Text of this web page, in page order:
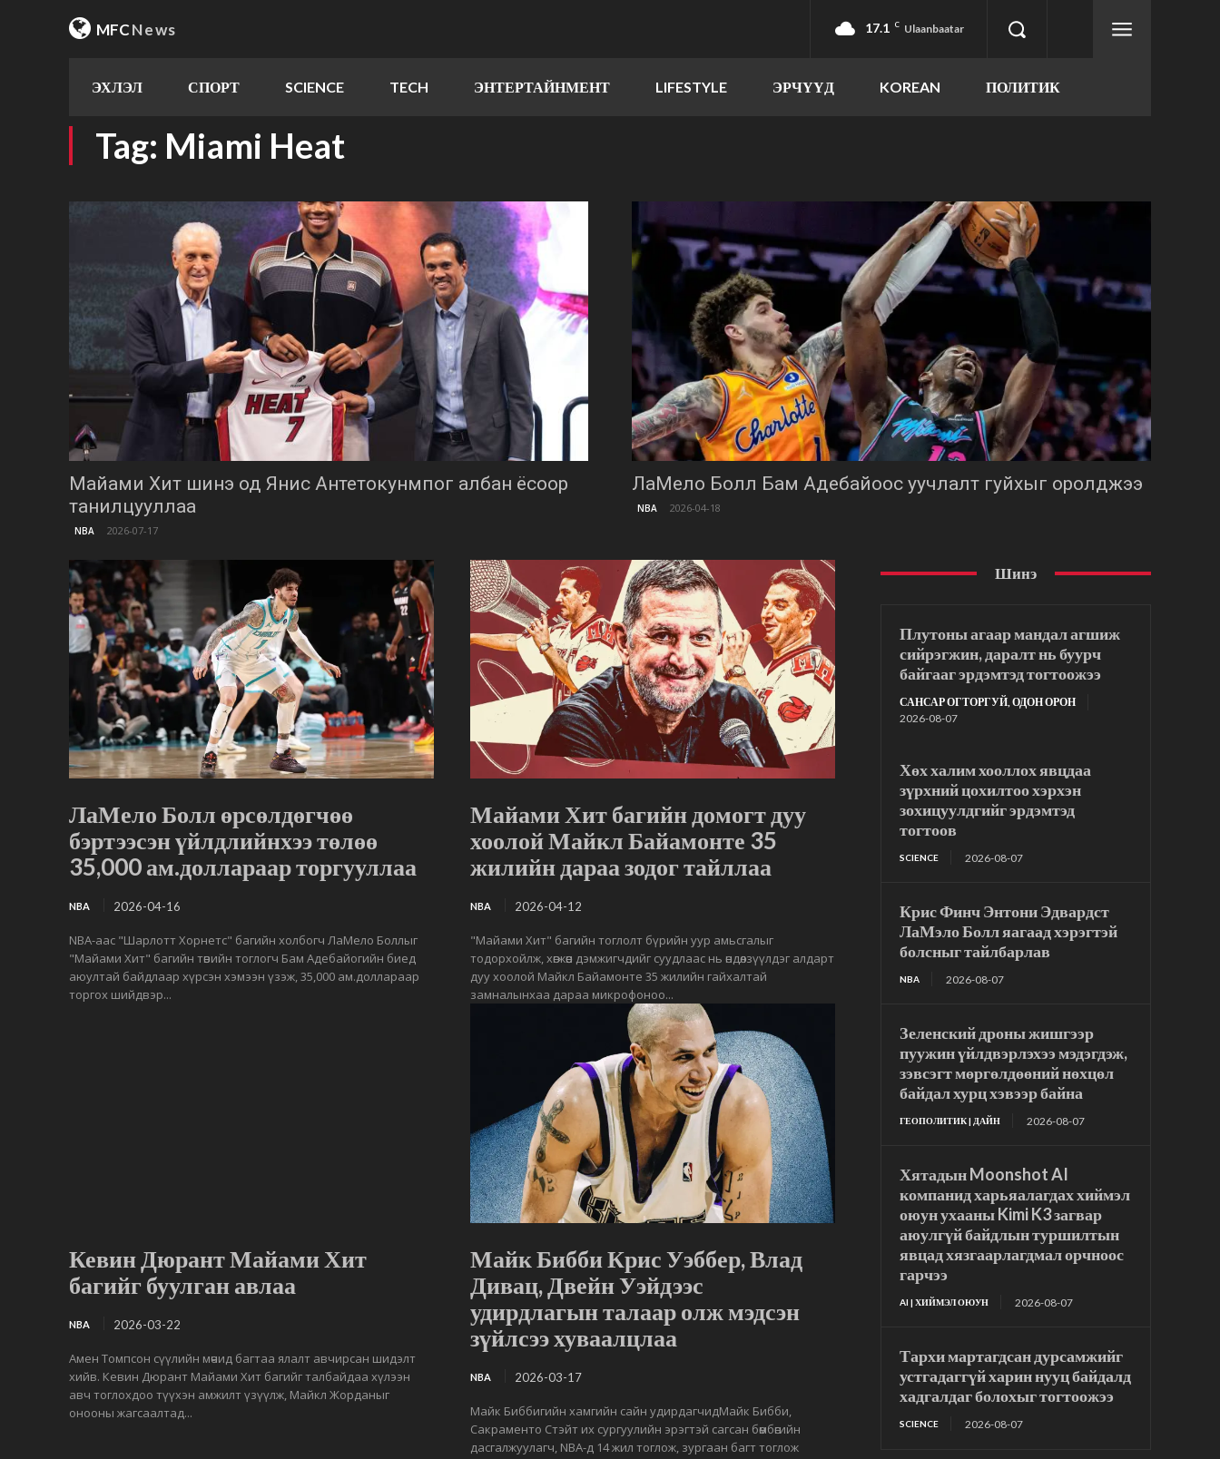
MFCNews 17.1 C Ulaanbaatar
ЭХЛЭЛ СПОРТ SCIENCE TECH ЭНТЕРТАЙНМЕНТ LIFESTYLE ЭРЧҮҮД KOREAN ПОЛИТИК
Tag: Miami Heat
Майами Хит шинэ од Янис Антетокунмпог албан ёсоор
танилцууллаа
NBA 2026-07-17
ЛаМело Болл Бам Адебайоос уучлалт гуйхыг оролджээ
NBA 2026-04-18
ЛаМело Болл өрсөлдөгчөө
бэртээсэн үйлдлийнхээ төлөө
35,000 ам.доллараар торгууллаа
NBA 2026-04-16
NBA-аас "Шарлотт Хорнетс" багийн холбогч ЛаМело Боллыг
"Майами Хит" багийн төвийн тоглогч Бам Адебайогийн биед
аюултай байдлаар хүрсэн хэмээн үзэж, 35,000 ам.доллараар
торгох шийдвэр...
Майами Хит багийн домогт дуу
хоолой Майкл Байамонте 35
жилийн дараа зодог тайллаа
NBA 2026-04-12
"Майами Хит" багийн тоглолт бүрийн уур амьсгалыг
тодорхойлж, хөгжөөн дэмжигчдийг суудлаас нь өндөлзүүлдэг алдарт
дуу хоолой Майкл Байамонте 35 жилийн гайхалтай
замналынхаа дараа микрофоноо...
Кевин Дюрант Майами Хит
багийг буулган авлаа
NBA 2026-03-22
Амен Томпсон сүүлийн мөчид багтаа ялалт авчирсан шидэлт
хийв. Кевин Дюрант Майами Хит багийг талбайдаа хүлээн
авч тоглохдоо түүхэн амжилт үзүүлж, Майкл Жорданыг
онооны жагсаалтад...
Майк Бибби Крис Уэббер, Влад
Дивац, Двейн Уэйдээс
удирдлагын талаар олж мэдсэн
зүйлсээ хуваалцлаа
NBA 2026-03-17
Майк Биббигийн хамгийн сайн удирдагчидМайк Бибби,
Сакраменто Стэйт их сургуулийн эрэгтэй сагсан бөмбөгийн
дасгалжуулагч, NBA-д 14 жил тоглож, зургаан багт тоглож
Шинэ
Плутоны агаар мандал агшиж
сийрэгжин, даралт нь буурч
байгааг эрдэмтэд тогтоожээ
САНСАР ОГТОРГУЙ, ОДОН ОРОН
2026-08-07
Хөх халим хооллох явцдаа
зүрхний цохилтоо хэрхэн
зохицуулдгийг эрдэмтэд
тогтоов
SCIENCE 2026-08-07
Крис Финч Энтони Эдвардст
ЛаМэло Болл яагаад хэрэгтэй
болсныг тайлбарлав
NBA 2026-08-07
Зеленский дроны жишгээр
пуужин үйлдвэрлэхээ мэдэгдэж,
зэвсэгт мөргөлдөөний нөхцөл
байдал хурц хэвээр байна
ГЕОПОЛИТИК | ДАЙН 2026-08-07
Хятадын Moonshot AI
компанид харьяалагдах хиймэл
оюун ухааны Kimi K3 загвар
аюулгүй байдлын туршилтын
явцад хязгаарлагдмал орчноос
гарчээ
AI | ХИЙМЭЛ ОЮУН 2026-08-07
Тархи мартагдсан дурсамжийг
устгадаггүй харин нууц байдалд
хадгалдаг болохыг тогтоожээ
SCIENCE 2026-08-07